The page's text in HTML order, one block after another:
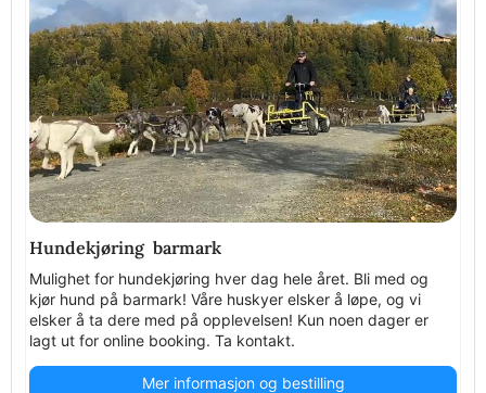
Hundekjøring barmark
Mulighet for hundekjøring hver dag hele året. Bli med og
kjør hund på barmark! Våre huskyer elsker å løpe, og vi
elsker å ta dere med på opplevelsen! Kun noen dager er
lagt ut for online booking. Ta kontakt.
Mer informasjon og bestilling